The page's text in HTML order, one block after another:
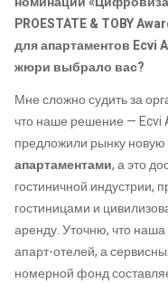
PROESTATE & TOBY
для апартаментов Ecvi
жюри выбрало вас?
Мне сложно судить за
что наше решение — Ecvi
предложили рынку
апартаментами, а это
гостиничной индустрии,
гостиницами и
аренду. Уточню, что наша
апарт-отелей, а
номерной фонд